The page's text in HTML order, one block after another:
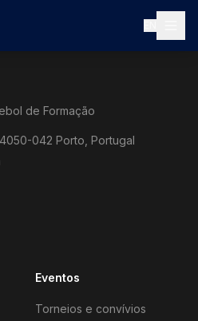
de Formação
042 Porto, Portugal
Eventos
Torneios e convívios